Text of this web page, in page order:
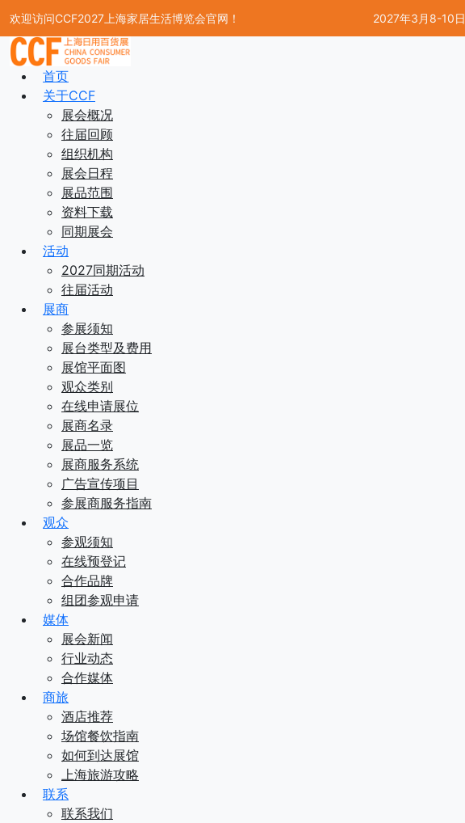
欢迎访问CCF2027上海家居生活博览会官网！ 2027年3月8-10日
首页
关于CCF
展会概况
往届回顾
组织机构
展会日程
展品范围
资料下载
同期展会
活动
2027同期活动
往届活动
展商
参展须知
展台类型及费用
展馆平面图
观众类别
在线申请展位
展商名录
展品一览
展商服务系统
广告宣传项目
参展商服务指南
观众
参观须知
在线预登记
合作品牌
组团参观申请
媒体
展会新闻
行业动态
合作媒体
商旅
酒店推荐
场馆餐饮指南
如何到达展馆
上海旅游攻略
联系
联系我们